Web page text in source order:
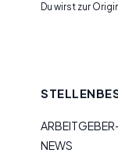
Du wirst zur
NEWS